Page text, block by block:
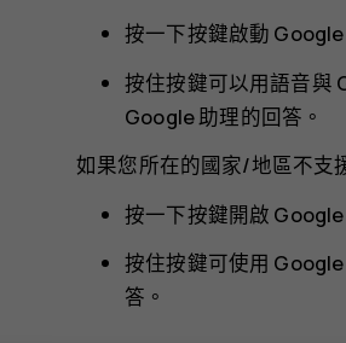
按一下按鍵啟動 Google
按住按鍵可以用語音與
Google 助理的回答。
如果您所在的國家/地區不支
按一下按鍵開啟 Google
按住按鍵可使用
答。